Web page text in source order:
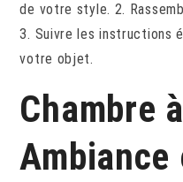
de votre style. 2.
3. Suivre les instructions
votre objet.
Chambre